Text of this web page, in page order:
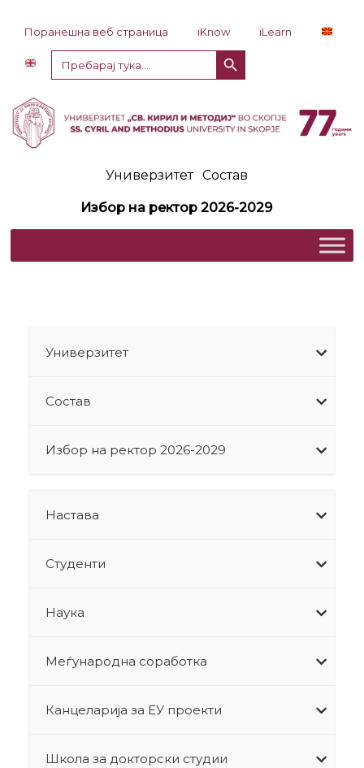
Поранешна веб страница iKnow
iLearn
Пребарај
за:
Копче за пребарување
Универзитет Состав
Избор на ректор 2026-2029
Универзитет
Состав
Избор на ректор 2026-2029
Настава
Студенти
Наука
Меѓународна соработка
Канцеларија за ЕУ проекти
Школа за докторски студии